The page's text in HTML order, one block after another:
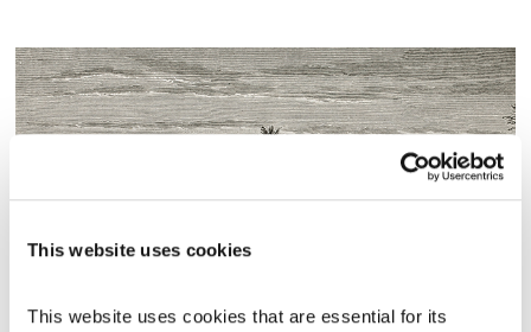
This website uses cookies
This website uses cookies that are essential for its בני בא – 24.1.23